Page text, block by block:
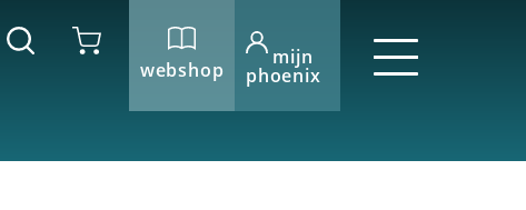
webshop mijn
phoenix